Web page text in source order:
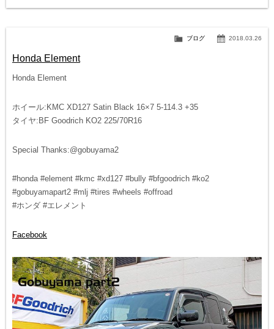
2018.03.26
ブログ
Honda Element
Honda Element
ホイール:KMC XD127 Satin Black 16×7 5-114.3 +35
タイヤ:BF Goodrich KO2 225/70R16
Special Thanks:@gobuyama2
#honda #element #kmc #xd127 #bully #bfgoodrich #ko2
#gobuyamapart2 #mlj #tires #wheels #offroad
#ホンダ #エレメント
Facebook